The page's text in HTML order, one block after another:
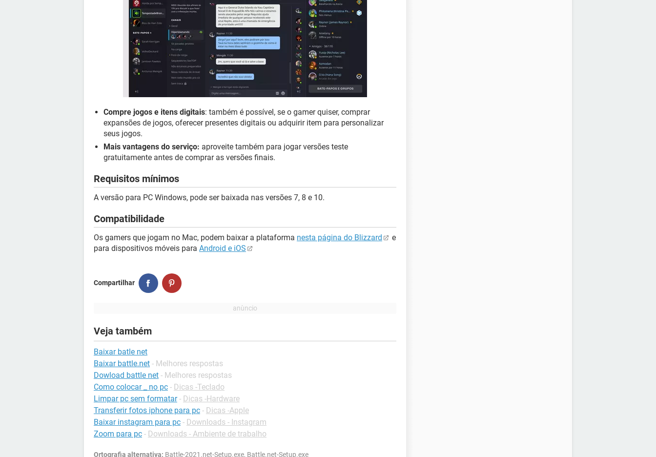
Compre jogos e itens digitais: também é possível, se o gamer quiser, comprar
expansões de jogos, oferecer presentes digitais ou adquirir item para personalizar
seus jogos.
Mais vantagens do serviço: aproveite também para jogar versões teste
gratuitamente antes de comprar as versões finais.
Requisitos mínimos
A versão para PC Windows, pode ser baixada nas versões 7, 8 e 10.
Compatibilidade
Os gamers que jogam no Mac, podem baixar a plataforma nesta página do Blizzard
e
para dispositivos móveis para Android e iOS
Compartilhar
Veja também
Baixar batle net
Baixar battle.net - Melhores respostas
Dowload battle net - Melhores respostas
Como colocar _ no pc - Dicas -Teclado
Limpar pc sem formatar - Dicas -Hardware
Transferir fotos iphone para pc - Dicas -Apple
Baixar instagram para pc - Downloads - Instagram
Zoom para pc - Downloads - Ambiente de trabalho
Ortografia alternativa: Battle-2021.net-Setup.exe, Battle.net-Setup.exe